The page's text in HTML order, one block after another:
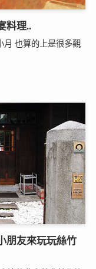
料理..
月 也算的上是很多觀
朋友來玩玩絲竹